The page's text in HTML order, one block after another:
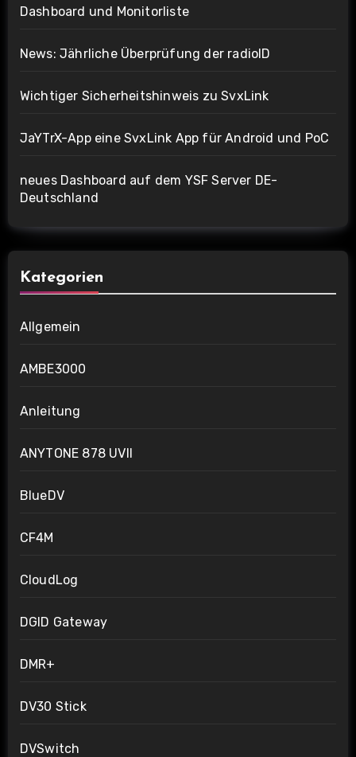
Dashboard und Monitorliste
News: Jährliche Überprüfung der radioID
Wichtiger Sicherheitshinweis zu SvxLink
JaYTrX-App eine SvxLink App für Android und PoC
neues Dashboard auf dem YSF Server DE-
Deutschland
Kategorien
Allgemein
AMBE3000
Anleitung
ANYTONE 878 UVII
BlueDV
CF4M
CloudLog
DGID Gateway
DMR+
DV30 Stick
DVSwitch